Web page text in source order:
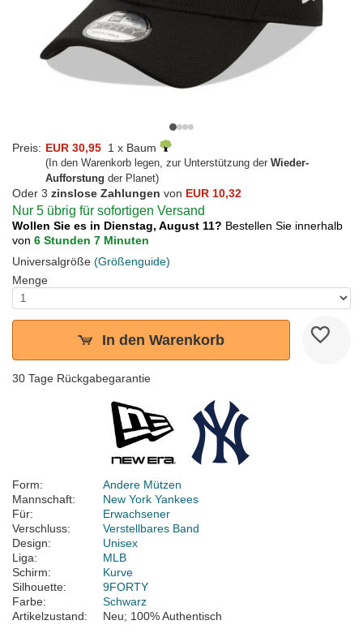
Preis: EUR 30,95 1 x Baum
(In den Warenkorb legen, zur Unterstützung der Wieder-
Aufforstung der Planet)
Oder 3 zinslose Zahlungen von EUR 10,32
Nur 5 übrig für sofortigen Versand
Wollen Sie es in Dienstag, August 11? Bestellen Sie innerhalb
von 6 Stunden 7 Minuten
Universalgröße (Größenguide)
Menge
In den Warenkorb
30 Tage Rückgabegarantie
Form:
Andere Mützen
Mannschaft:
New York Yankees
Für:
Erwachsener
Verschluss:
Verstellbares Band
Design:
Unisex
Liga:
MLB
Schirm:
Kurve
Silhouette:
9FORTY
Farbe:
Schwarz
Artikelzustand:
Neu; 100% Authentisch